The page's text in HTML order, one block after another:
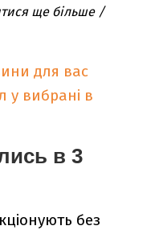
ще більше /
для вас
у вибрані в
в 3
без